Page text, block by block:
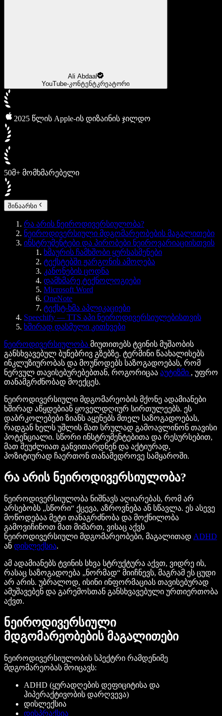
Ali Abdaal
YouTube-კონტენტკრეატორი
2025 წლის Apple-ის დიზაინის ჯილდო
50მ+ მომხმარებელი
შინაარსი
რა არის ნეიროდივერსიულობა?
ნეიროდივერსიული მდგომარეობების მაგალითები
ინსტრუმენტები და პირობები ნეიროვარიაციისთვის
ხმაურის ჩამხშობი ყურსასმენები
ტექსტებში ჟარგონის ამოღება
კანონების ცოდნა
დამხმარე ტექნოლოგიები
Microsoft Word
OneNote
ტექსტ-ხმა აპლიკაციები
Speechify — TTS აპი ნეიროდივერსიულებისთვის
ხშირად დასმული კითხვები
ნეიროდივერსიულობა მიუთითებს ტვინის მუშაობის
განსხვავებულ ბუნებრივ გზებზე. ტერმინი წაახალისებს
ინკლუზიურობას და მოუწოდებს საზოგადოებას, რომ
ნერვულ თავისებურებებთან, როგორიცაა აუტიზმი , უფრო
თანამგრძნობად მოექცეს.
ნეიროდივერსიული მდგომარეობის მქონე ადამიანები
ხშირად აწყდებიან ყოველდღიურ სირთულეებს. ეს
დაბრკოლებები ზიანს აყენებს მთელ საზოგადოებას,
რადგან ხელს უშლის მათ სრულად გამოავლინონ თავისი
პოტენციალი. სწორი ინსტრუმენტებითა და რესურსებით,
მათ შეუძლიათ განვითარდნენ და აქტიურად,
პოზიტიურად ჩაერთონ თანამედროვე სამყაროში.
რა არის ნეიროდივერსიულობა?
ნეიროდივერსიულობა ნიშნავს აღიარებას, რომ არ
არსებობს „სწორი“ ქცევა, აზროვნება ან სწავლა. ეს ასევე
მოწოდებაა მეტი თანაგრძნობა და მოქნილობა
გამოვიჩინოთ მათ მიმართ, ვისაც აქვს
ნეიროდივერსიული მდგომარეობები, მაგალითად ADHD
ან დისლექსია.
ამ ადამიანებს ტვინის სხვა სტრუქტურა აქვთ, ვიდრე ის,
რასაც საზოგადოება „ნორმად“ მიიჩნევს, მაგრამ ეს ცუდი
არ არის. უბრალოდ, ისინი ინფორმაციას თავისებურად
ამუშავებენ და გარემოსთან განსხვავებული ურთიერთობა
აქვთ.
ნეიროდივერსიული
მდგომარეობების მაგალითები
ნეიროდივერსიულობის სპექტრი რამდენიმე
მდგომარეობას მოიცავს:
ADHD (ყურადღების დეფიციტისა და
ჰიპერაქტივობის დარღვევა)
დისლექსია
დისპრაქსია